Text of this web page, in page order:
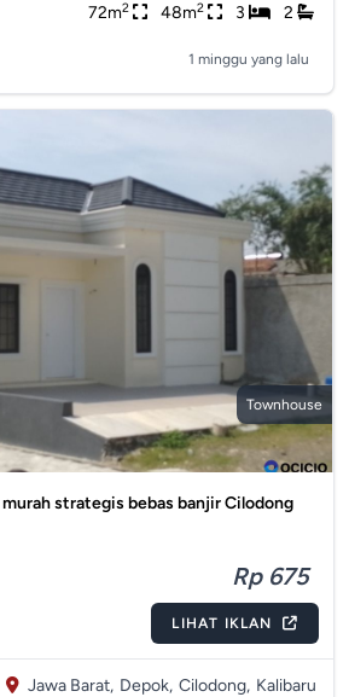
72m2 48m2 3 2
1 minggu yang lalu
Townhouse
strategis bebas banjir Cilodong
Rp 675
LIHAT IKLAN
Jawa Barat, Depok, Cilodong, Kalibaru